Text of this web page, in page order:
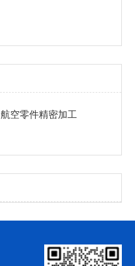
航空零件精密加工